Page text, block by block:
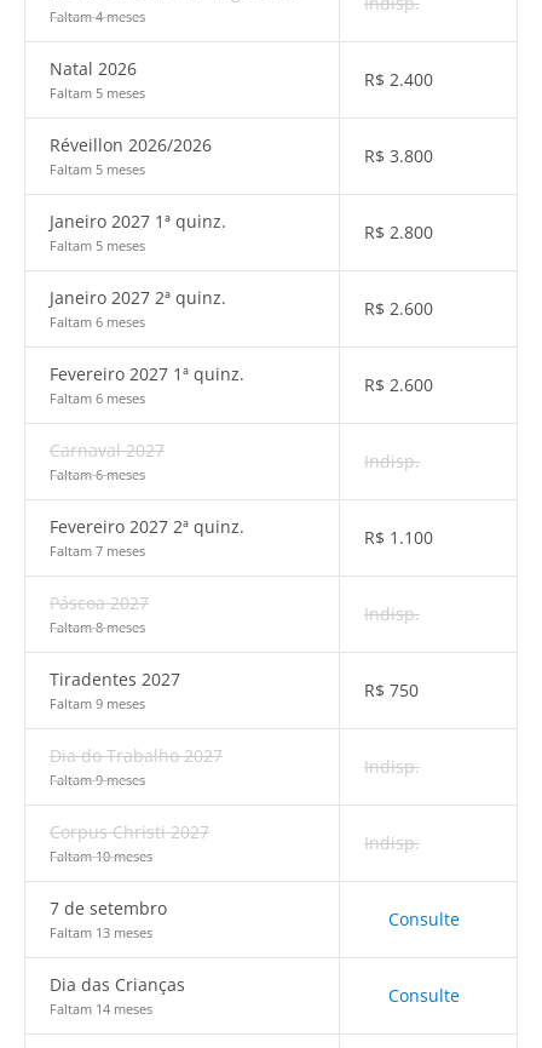
Faltam 4 meses
Natal 2026
Faltam 5 meses
R$ 2.400
Réveillon 2026/2026
Faltam 5 meses
R$ 3.800
Janeiro 2027 1ª quinz.
Faltam 5 meses
R$ 2.800
Janeiro 2027 2ª quinz.
Faltam 6 meses
R$ 2.600
Fevereiro 2027 1ª quinz.
Faltam 6 meses
R$ 2.600
Carnaval 2027
Faltam 6 meses
Indisp.
Fevereiro 2027 2ª quinz.
Faltam 7 meses
R$ 1.100
Páscoa 2027
Faltam 8 meses
Indisp.
Tiradentes 2027
Faltam 9 meses
R$ 750
Dia do Trabalho 2027
Faltam 9 meses
Indisp.
Corpus Christi 2027
Faltam 10 meses
Indisp.
7 de setembro
Faltam 13 meses
Consulte
Dia das Crianças
Faltam 14 meses
Consulte